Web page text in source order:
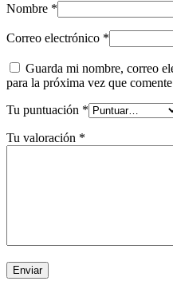
Nombre *
Correo electrónico *
Guarda mi nombre, correo
para la próxima vez que
Tu puntuación *
Tu valoración *